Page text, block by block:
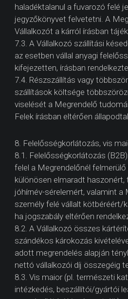
haladéktalanul a fuvarozó felé
jegyzőkönyvet felvetetni. A
Vállalkozót a kárról írásban
7.3. A Vállalkozó szállítási
az esetben vállal anyagi
kifejezetten, írásban
7.4. Részszállítás vagy
szállítások költsége
viselését a Megrendelő
Felek írásban eltérően
8. Felelősségkorlátozás, vis
8.1. Felelősségkorlátozás
felel a Megrendelőnél
különösen elmaradt haszonért,
jóhírnév-sérelemért, valamint a
személy felé vállalt kötbéréért/
ha jogszabály eltérően
8.2. A Vállalkozó összes
szándékos károkozás
adott megrendelés alapján
nettó vállalkozói díj összegéig
8.3. Vis maior (pl. természeti
intézkedés, beszállítói/gyártói